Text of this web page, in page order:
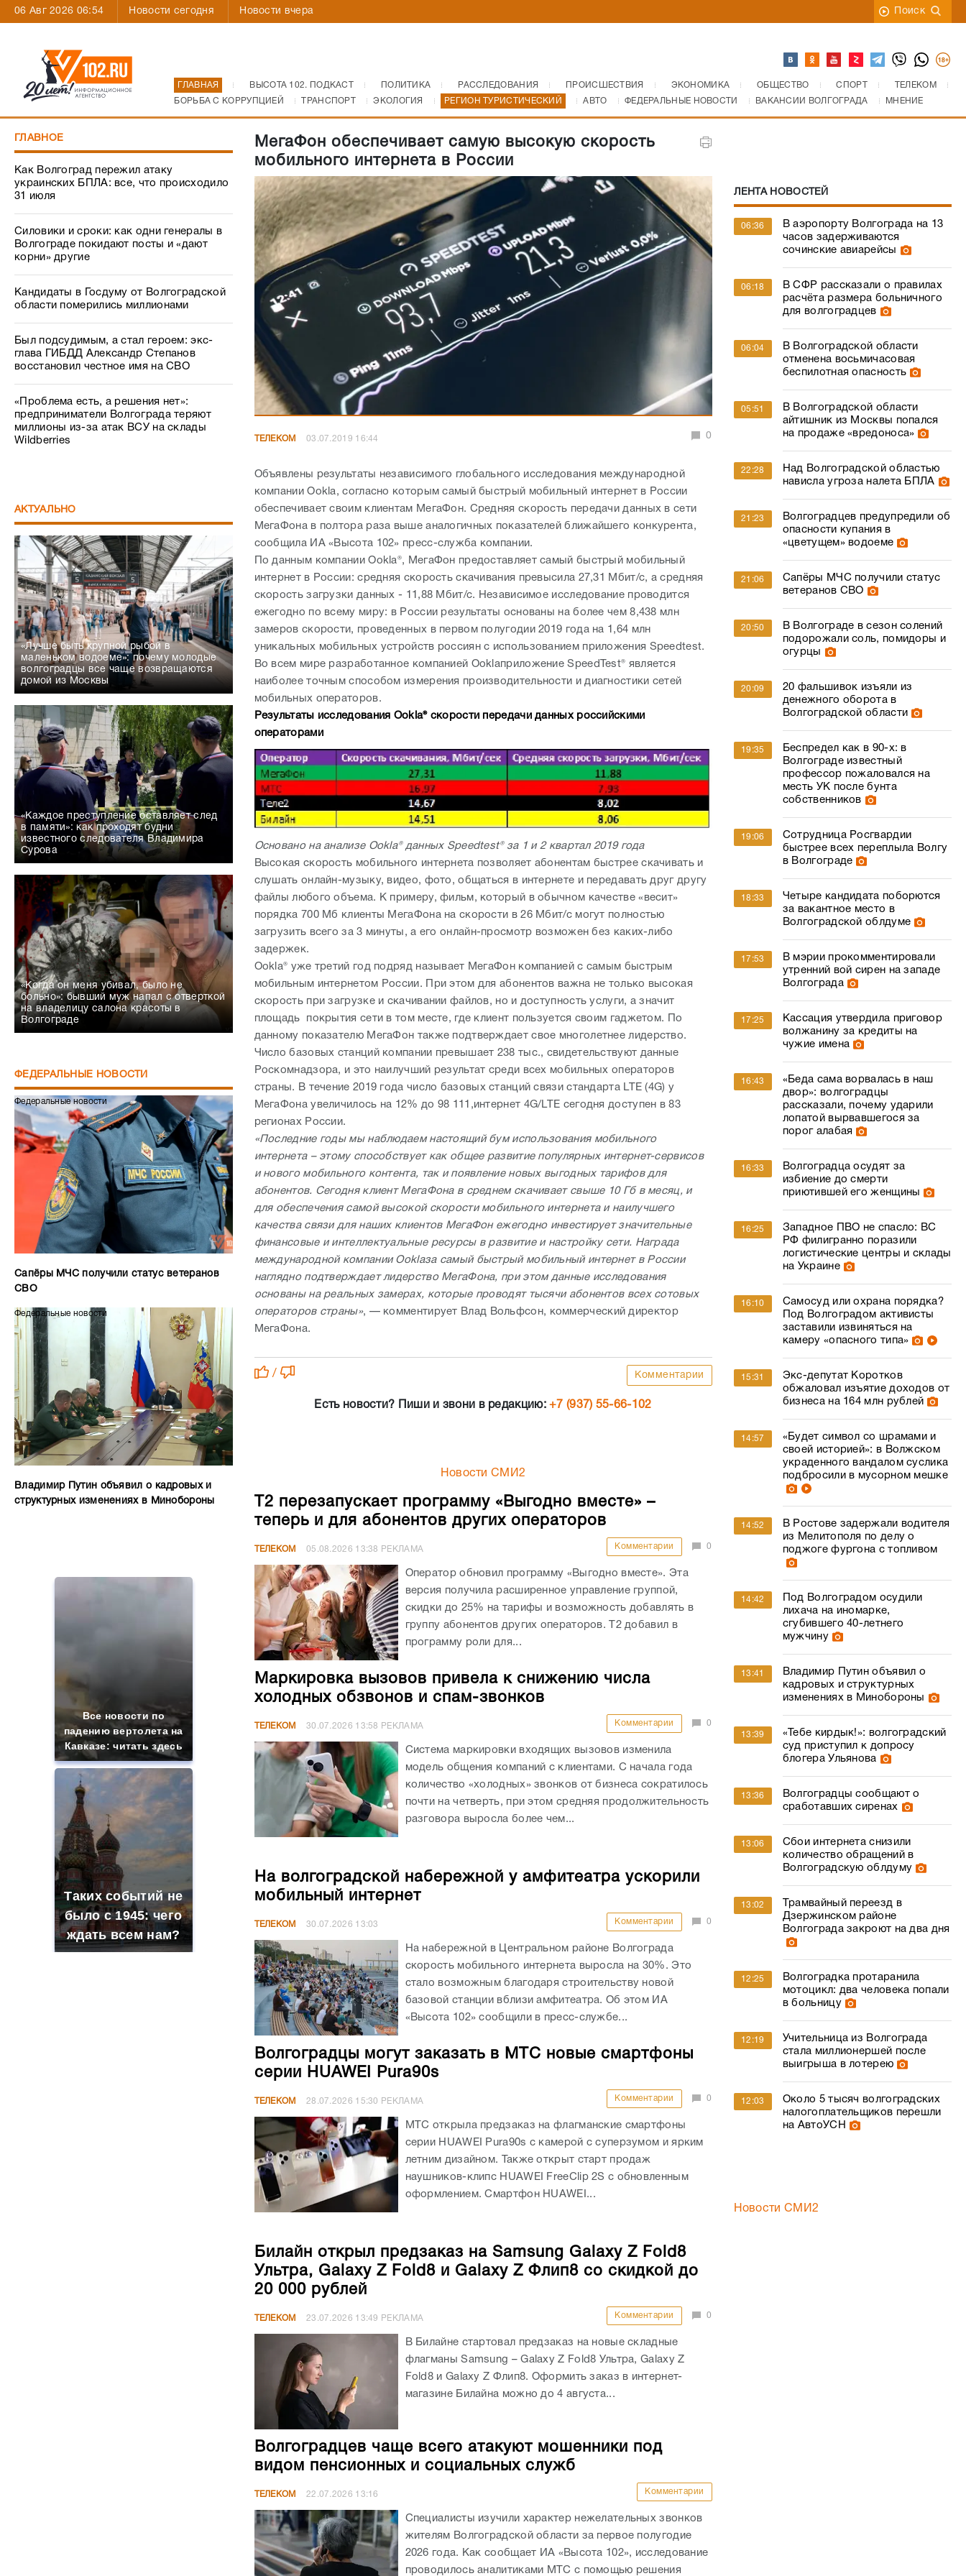
06 Авг 2026 06:54 Новости сегодня Новости вчера Поиск
ГЛАВНАЯ ВЫСОТА 102. ПОДКАСТ ПОЛИТИКА РАССЛЕДОВАНИЯ ПРОИСШЕСТВИЯ ЭКОНОМИКА ОБЩЕСТВО СПОРТ
ТЕЛЕКОМ
БОРЬБА С КОРРУПЦИЕЙ
ТРАНСПОРТ ЭКОЛОГИЯ РЕГИОН ТУРИСТИЧЕСКИЙ АВТО ФЕДЕРАЛЬНЫЕ НОВОСТИ ВАКАНСИИ ВОЛГОГРАДА МНЕНИЕ
ГЛАВНОЕ
Как Волгоград пережил атаку
украинских БПЛА: все, что происходило
31 июля
Силовики и сроки: как одни генералы в
Волгограде покидают посты и «дают
корни» другие
Кандидаты в Госдуму от Волгоградской
области померились миллионами
Был подсудимым, а стал героем: экс-
глава ГИБДД Александр Степанов
восстановил честное имя на СВО
«Проблема есть, а решения нет»:
предприниматели Волгограда теряют
миллионы из-за атак ВСУ на склады
Wildberries
АКТУАЛЬНО
«Лучше быть крупной рыбой в
маленьком водоеме»: почему молодые
волгоградцы все чаще возвращаются
домой из Москвы
«Каждое преступление оставляет след
в памяти»: как проходят будни
известного следователя Владимира
Сурова
«Когда он меня убивал, было не
больно»: бывший муж напал с отверткой
на владелицу салона красоты в
Волгограде
ФЕДЕРАЛЬНЫЕ НОВОСТИ
Федеральные новости
Сапёры МЧС получили статус ветеранов
СВО
Федеральные новости
Владимир Путин объявил о кадровых и
структурных изменениях в Минобороны
Все новости по
падению вертолета на
Кавказе: читать здесь
Таких событий не
было с 1945: чего
ждать всем нам?
МегаФон обеспечивает самую высокую скорость
мобильного интернета в России
ТЕЛЕКОМ 03.07.2019 16:44 0
Объявлены результаты независимого глобального исследования международной
компании Ookla, согласно которым самый быстрый мобильный интернет в России
обеспечивает своим клиентам МегаФон. Средняя скорость передачи данных в сети
МегаФона в полтора раза выше аналогичных показателей ближайшего конкурента,
сообщила ИА «Высота 102» пресс-служба компании.
По данным компании Ookla®, МегаФон предоставляет самый быстрый мобильный
интернет в России: средняя скорость скачивания превысила 27,31 Мбит/с, а средняя
скорость загрузки данных - 11,88 Мбит/с. Независимое исследование проводится
ежегодно по всему миру: в России результаты основаны на более чем 8,438 млн
замеров скорости, проведенных в первом полугодии 2019 года на 1,64 млн
уникальных мобильных устройств россиян с использованием приложения Speedtest.
Во всем мире разработанное компанией Ooklaприложение SpeedTest® является
наиболее точным способом измерения производительности и диагностики сетей
мобильных операторов.
Результаты исследования Ookla® скорости передачи данных российскими
операторами
Основано на анализе Ookla® данных Speedtest® за 1 и 2 квартал 2019 года
Высокая скорость мобильного интернета позволяет абонентам быстрее скачивать и
слушать онлайн-музыку, видео, фото, общаться в интернете и передавать друг другу
файлы любого объема. К примеру, фильм, который в обычном качестве «весит»
порядка 700 Мб клиенты МегаФона на скорости в 26 Мбит/с могут полностью
загрузить всего за 3 минуты, а его онлайн-просмотр возможен без каких-либо
задержек.
Ookla® уже третий год подряд называет МегаФон компанией с самым быстрым
мобильным интернетом России. При этом для абонентов важна не только высокая
скорость при загрузке и скачивании файлов, но и доступность услуги, а значит
площадь покрытия сети в том месте, где клиент пользуется своим гаджетом. По
данному показателю МегаФон также подтверждает свое многолетнее лидерство.
Число базовых станций компании превышает 238 тыс., свидетельствуют данные
Роскомнадзора, и это наилучший результат среди всех мобильных операторов
страны. В течение 2019 года число базовых станций связи стандарта LTE (4G) у
МегаФона увеличилось на 12% до 98 111,интернет 4G/LTE сегодня доступен в 83
регионах России.
«Последние годы мы наблюдаем настоящий бум использования мобильного
интернета – этому способствует как общее развитие популярных интернет-сервисов
и нового мобильного контента, так и появление новых выгодных тарифов для
абонентов. Сегодня клиент МегаФона в среднем скачивает свыше 10 Гб в месяц, и
для обеспечения самой высокой скорости мобильного интернета и наилучшего
качества связи для наших клиентов МегаФон ежегодно инвестирует значительные
финансовые и интеллектуальные ресурсы в развитие и настройку сети. Награда
международной компании Ooklaза самый быстрый мобильный интернет в России
наглядно подтверждает лидерство МегаФона, при этом данные исследования
основаны на реальных замерах, которые проводят тысячи абонентов всех сотовых
операторов страны», — комментирует Влад Вольфсон, коммерческий директор
МегаФона.
/ Комментарии
Есть новости? Пиши и звони в редакцию:+7 (937) 55-66-102
Новости СМИ2
Т2 перезапускает программу «Выгодно вместе» –
теперь и для абонентов других операторов
ТЕЛЕКОМ 05.08.2026 13:38 РЕКЛАМА Комментарии 0
Оператор обновил программу «Выгодно вместе». Эта
версия получила расширенное управление группой,
скидки до 25% на тарифы и возможность добавлять в
группу абонентов других операторов. Т2 добавил в
программу роли для...
Маркировка вызовов привела к снижению числа
холодных обзвонов и спам-звонков
ТЕЛЕКОМ 30.07.2026 13:58 РЕКЛАМА Комментарии 0
Система маркировки входящих вызовов изменила
модель общения компаний с клиентами. С начала года
количество «холодных» звонков от бизнеса сократилось
почти на четверть, при этом средняя продолжительность
разговора выросла более чем...
На волгоградской набережной у амфитеатра ускорили
мобильный интернет
ТЕЛЕКОМ 30.07.2026 13:03 Комментарии 0
На набережной в Центральном районе Волгограда
скорость мобильного интернета выросла на 30%. Это
стало возможным благодаря строительству новой
базовой станции вблизи амфитеатра. Об этом ИА
«Высота 102» сообщили в пресс-службе...
Волгоградцы могут заказать в МТС новые смартфоны
серии HUAWEI Pura90s
ТЕЛЕКОМ 28.07.2026 15:30 РЕКЛАМА Комментарии 0
МТС открыла предзаказ на флагманские смартфоны
серии HUAWEI Pura90s с камерой с суперзумом и ярким
летним дизайном. Также открыт старт продаж
наушников-клипс HUAWEI FreeClip 2S с обновленным
оформлением. Смартфон HUAWEI...
Билайн открыл предзаказ на Samsung Galaxy Z Fold8
Ультра, Galaxy Z Fold8 и Galaxy Z Флип8 со скидкой до
20 000 рублей
ТЕЛЕКОМ 23.07.2026 13:49 РЕКЛАМА Комментарии 0
В Билайне стартовал предзаказ на новые складные
флагманы Samsung – Galaxy Z Fold8 Ультра, Galaxy Z
Fold8 и Galaxy Z Флип8. Оформить заказ в интернет-
магазине Билайна можно до 4 августа...
Волгоградцев чаще всего атакуют мошенники под
видом пенсионных и социальных служб
ТЕЛЕКОМ 22.07.2026 13:16 Комментарии
Специалисты изучили характер нежелательных звонков
жителям Волгоградской области за первое полугодие
2026 года. Как сообщает ИА «Высота 102», исследование
проводилось аналитиками МТС с помощью решения
ЛЕНТА НОВОСТЕЙ
06:36
В аэропорту Волгограда на 13
часов задерживаются
сочинские авиарейсы
06:18
В СФР рассказали о правилах
расчёта размера больничного
для волгоградцев
06:04
В Волгоградской области
отменена восьмичасовая
беспилотная опасность
05:51
В Волгоградской области
айтишник из Москвы попался
на продаже «вредоноса»
22:28
Над Волгоградской областью
нависла угроза налета БПЛА
21:23
Волгоградцев предупредили об
опасности купания в
«цветущем» водоеме
21:06
Сапёры МЧС получили статус
ветеранов СВО
20:50
В Волгограде в сезон солений
подорожали соль, помидоры и
огурцы
20:09
20 фальшивок изъяли из
денежного оборота в
Волгоградской области
19:35
Беспредел как в 90-х: в
Волгограде известный
профессор пожаловался на
месть УК после бунта
собственников
19:06
Сотрудница Росгвардии
быстрее всех переплыла Волгу
в Волгограде
18:33
Четыре кандидата поборются
за вакантное место в
Волгоградской облдуме
17:53
В мэрии прокомментировали
утренний вой сирен на западе
Волгограда
17:25
Кассация утвердила приговор
волжанину за кредиты на
чужие имена
16:43
«Беда сама ворвалась в наш
двор»: волгоградцы
рассказали, почему ударили
лопатой вырвавшегося за
порог алабая
16:33
Волгоградца осудят за
избиение до смерти
приютившей его женщины
16:25
Западное ПВО не спасло: ВС
РФ филигранно поразили
логистические центры и склады
на Украине
16:10
Самосуд или охрана порядка?
Под Волгоградом активисты
заставили извиняться на
камеру «опасного типа»
15:31
Экс-депутат Коротков
обжаловал изъятие доходов от
бизнеса на 164 млн рублей
14:57
«Будет символ со шрамами и
своей историей»: в Волжском
украденного вандалом суслика
подбросили в мусорном мешке
14:52
В Ростове задержали водителя
из Мелитополя по делу о
поджоге фургона с топливом
14:42
Под Волгоградом осудили
лихача на иномарке,
сгубившего 40-летнего
мужчину
13:41
Владимир Путин объявил о
кадровых и структурных
изменениях в Минобороны
13:39
«Тебе кирдык!»: волгоградский
суд приступил к допросу
блогера Ульянова
13:36
Волгоградцы сообщают о
сработавших сиренах
13:06
Сбои интернета снизили
количество обращений в
Волгоградскую облдуму
13:02
Трамвайный переезд в
Дзержинском районе
Волгограда закроют на два дня
12:25
Волгоградка протаранила
мотоцикл: два человека попали
в больницу
12:19
Учительница из Волгограда
стала миллионершей после
выигрыша в лотерею
12:03
Около 5 тысяч волгоградских
налогоплательщиков перешли
на АвтоУСН
Новости СМИ2